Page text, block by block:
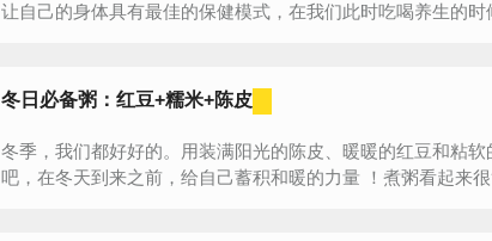
让自己的身体具有最佳的保健模式，在我们此时吃喝养生的
冬日必备粥：红豆+糯米+陈皮
冬季，我们都好好的。用装满阳光的陈皮、暖暖的红豆和粘
吧，在冬天到来之前，给自己蓄积和暖的力量 ！煮粥看起来